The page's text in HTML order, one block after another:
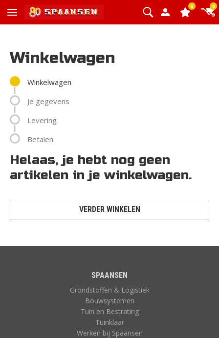
0 0
Winkelwagen
Winkelwagen
Je gegevens
Levering
Betalen
Helaas, je hebt nog geen
artikelen in je winkelwagen.
VERDER WINKELEN
SPAANSEN
Grondstoffen & Logistiek
Bouwsystemen
Tuin en Bestrating
Tuinklaar
Werken bij Spaansen